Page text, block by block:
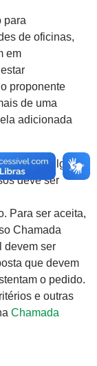
para
de oficinas,
em
proponente
de uma
adicionada
será divulgada
deve ser
Para ser aceita,
Chamada
devem ser
que devem
o pedido.
e outras
Chamada